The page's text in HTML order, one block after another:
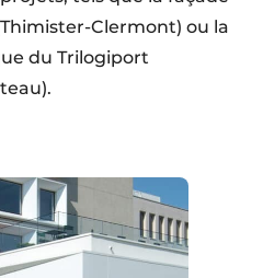
Clermont) ou la
du Trilogiport